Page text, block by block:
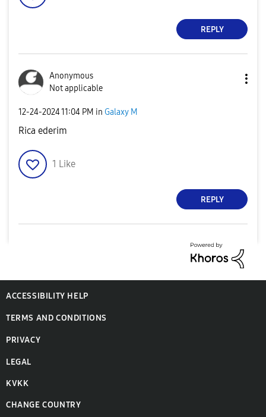
REPLY
Anonymous
Not applicable
‎12-24-202411:04 PM in Galaxy M
Rica ederim
1 Like
REPLY
ACCESSIBILITY HELP
TERMS AND CONDITIONS
PRIVACY
LEGAL
KVKK
CHANGE COUNTRY